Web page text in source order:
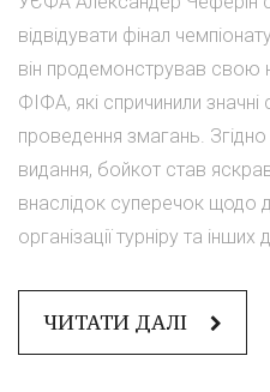
відвідувати фінал
він продемонстрував свою
ФІФА, які спричинили значні
проведення змагань.
видання, бойкот став
внаслідок суперечок щодо
організації турніру та інших
ЧИТАТИ ДАЛІ